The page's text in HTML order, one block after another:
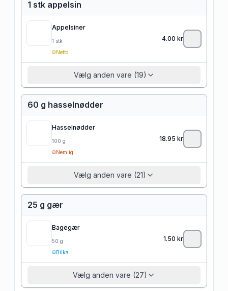
1 stk appelsin
Appelsiner
1 stk
Netto
4.00 kr
Vælg anden vare (19)
60 g hasselnødder
Hasselnødder
100 g
Nemlig
18.95 kr
Vælg anden vare (21)
25 g gær
Bagegær
50 g
Bilka
1.50 kr
Vælg anden vare (27)